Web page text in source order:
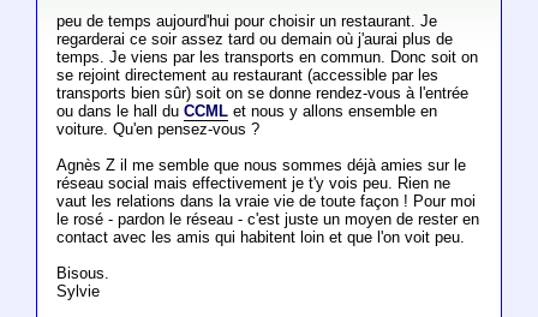
peu de temps aujourd'hui pour choisir un restaurant. Je
regarderai ce soir assez tard ou demain où j'aurai plus de
temps. Je viens par les transports en commun. Donc soit on
se rejoint directement au restaurant (accessible par les
transports bien sûr) soit on se donne rendez-vous à l'entrée
ou dans le hall du CCMLet nous y allons ensemble en
voiture. Qu'en pensez-vous ?
Agnès Z il me semble que nous sommes déjà amies sur le
réseau social mais effectivement je t'y vois peu. Rien ne
vaut les relations dans la vraie vie de toute façon ! Pour moi
le rosé - pardon le réseau - c'est juste un moyen de rester en
contact avec les amis qui habitent loin et que l'on voit peu.
Bisous.
Sylvie